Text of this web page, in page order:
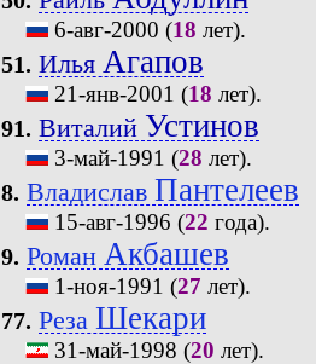
6-авг-2000 (18 лет).
51. Илья Агапов
21-янв-2001 (18 лет).
91. Виталий Устинов
3-май-1991 (28 лет).
8. Владислав Пантелеев
15-авг-1996 (22 года).
9. Роман Акбашев
1-ноя-1991 (27 лет).
77. Реза Шекари
31-май-1998 (20 лет).